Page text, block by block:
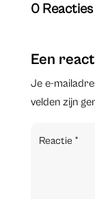
0 Reacties
Een
Je e-
velden zijn